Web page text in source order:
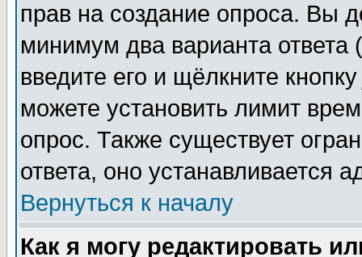
прав на создание опроса. Вы
минимум два варианта ответа
введите его и щёлкните
можете установить лимит
опрос. Также существует
ответа, оно устанавливается
Вернуться к началу
Как я могу редактировать